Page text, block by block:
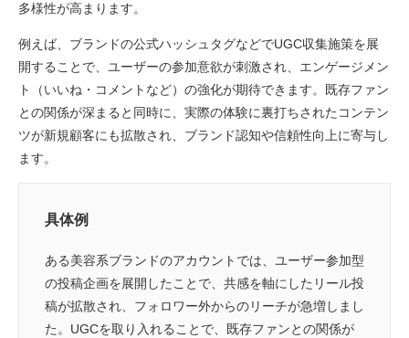
多様性が高まります。
例えば、ブランドの公式ハッシュタグなどでUGC収集施策を展
開することで、ユーザーの参加意欲が刺激され、エンゲージメン
ト（いいね・コメントなど）の強化が期待できます。既存ファン
との関係が深まると同時に、実際の体験に裏打ちされたコンテン
ツが新規顧客にも拡散され、ブランド認知や信頼性向上に寄与し
ます。
具体例
ある美容系ブランドのアカウントでは、ユーザー参加型
の投稿企画を展開したことで、共感を軸にしたリール投
稿が拡散され、フォロワー外からのリーチが急増しまし
た。UGCを取り入れることで、既存ファンとの関係が